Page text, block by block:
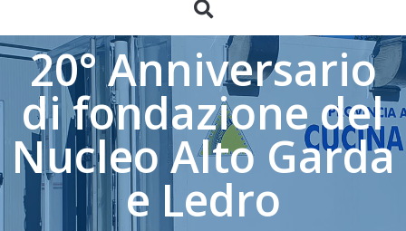
20° Anniversario
di fondazione del
Nucleo Alto Garda
e Ledro